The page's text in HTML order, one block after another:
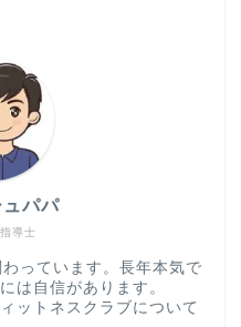
導士
パパ
っています。長年本気で
は自信があります。
ットネスクラブについて